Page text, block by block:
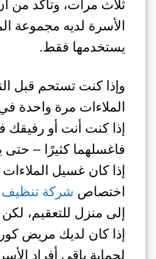
ثلاث مرات، وتأكد من
الأسرة لديه مجموعة
يستخدمها فقط.
وإذا كنت تستحم قبل
الملاءات مرة واحدة
إذا كنت أنت أو رفيقك
فاغسلهما كثيرًا – حتى
إذا كان غسيل
اختصاص شركة تنظيف
إلى منزل للتعقيم، لكن
إذا كان لديك مريض
لحماية باقي أفراد